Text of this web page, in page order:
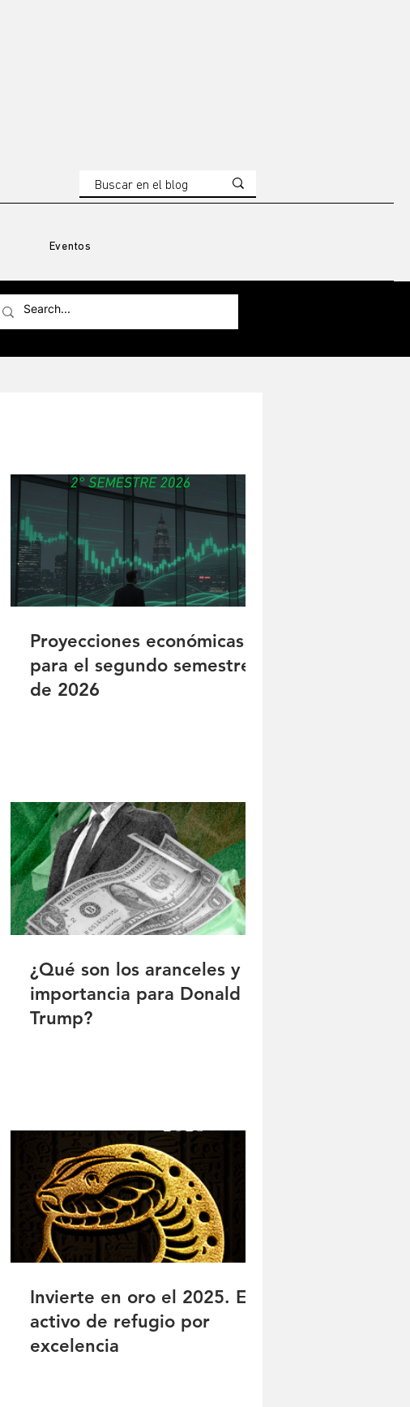
Eventos
Proyecciones económicas
para el segundo semestre
de 2026
¿Qué son los aranceles y la
importancia para Donald
Trump?
Invierte en oro el 2025. El
activo de refugio por
excelencia